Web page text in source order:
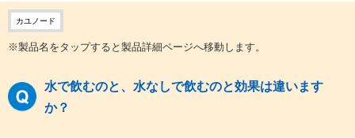
カユノード
※製品名をタップすると製品詳細ページへ移動します。
水で飲むのと、水なしで飲むのと効果は違います
か？